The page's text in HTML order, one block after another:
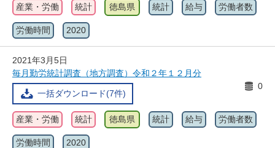
産業・労働 統計 徳島県 統計 給与 労働者数
労働時間 2020
2021年3月5日
毎月勤労統計調査（地方調査）令和２年１２月分
一括ダウンロード(7件)
0
産業・労働 統計 徳島県 統計 給与 労働者数
労働時間 2020